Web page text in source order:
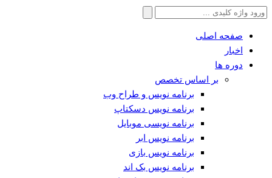
جستجو
صفحه اصلی
اخبار
دوره ها
بر اساس تخصص
برنامه نویس و طراح وب
برنامه نویس دسکتاپ
برنامه نویسی موبایل
برنامه نویس ابر
برنامه نویس بازی
برنامه نویس بک اند